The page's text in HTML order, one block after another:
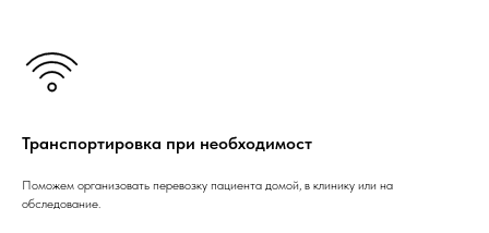
Транспортировка при необходимост
Поможем организовать перевозку пациента домой, в клинику или на
обследование.